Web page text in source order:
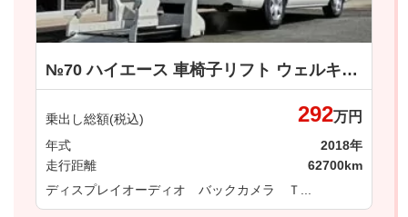
№70 ハイエース 車椅子リフト ウェルキャブ 車いす仕様車 Ｂタイプ トヨタ
乗出し総額(税込) 292万円
年式
2018年
走行距離
62700km
ディスプレイオーディオ バックカメラ Ｔ...